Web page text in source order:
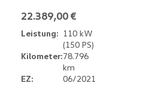
22.389,00 €
Leistung: 110 kW
(150 PS)
Kilometer:78.796
km
EZ:
06/2021